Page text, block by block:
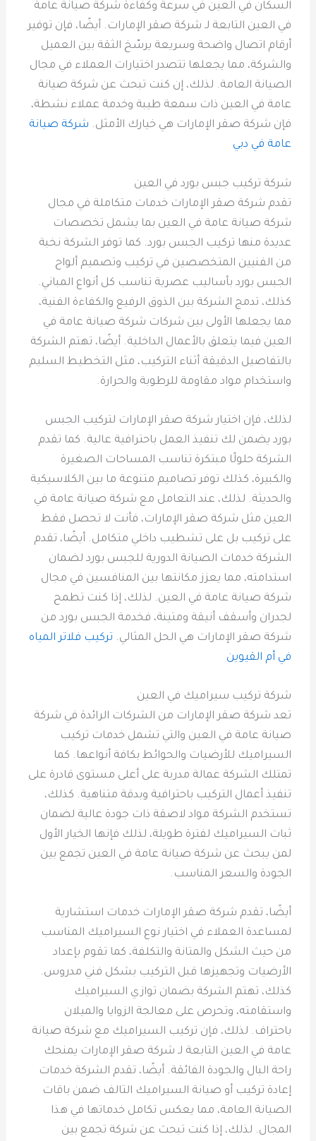
السكان في العين في سرعة وكفاءة شركة صيانة عامة
في العين التابعة لـ شركة صقر الإمارات. أيضًا، فإن توفير
أرقام اتصال واضحة وسريعة يرسّخ الثقة بين العميل
والشركة، مما يجعلها تتصدر اختيارات العملاء في مجال
الصيانة العامة. لذلك، إن كنت تبحث عن شركة صيانة
عامة في العين ذات سمعة طيبة وخدمة عملاء نشطة،
فإن شركة صقر الإمارات هي خيارك الأمثل. شركة صيانة
عامة في دبي
شركة تركيب جبس بورد في العين
تقدم شركة صقر الإمارات خدمات متكاملة في مجال
شركة صيانة عامة في العين بما يشمل تخصصات
عديدة منها تركيب الجبس بورد. كما توفر الشركة نخبة
من الفنيين المتخصصين في تركيب وتصميم ألواح
الجبس بورد بأساليب عصرية تناسب كل أنواع المباني.
كذلك، تدمج الشركة بين الذوق الرفيع والكفاءة الفنية،
مما يجعلها الأولى بين شركات شركة صيانة عامة في
العين فيما يتعلق بالأعمال الداخلية. أيضًا، تهتم الشركة
بالتفاصيل الدقيقة أثناء التركيب، مثل التخطيط السليم
واستخدام مواد مقاومة للرطوبة والحرارة.
لذلك، فإن اختيار شركة صقر الإمارات لتركيب الجبس
بورد يضمن لك تنفيذ العمل باحترافية عالية. كما تقدم
الشركة حلولًا مبتكرة تناسب المساحات الصغيرة
والكبيرة، كذلك توفر تصاميم متنوعة ما بين الكلاسيكية
والحديثة. لذلك، عند التعامل مع شركة صيانة عامة في
العين مثل شركة صقر الإمارات، فأنت لا تحصل فقط
على تركيب بل على تشطيب داخلي متكامل. أيضًا، تقدم
الشركة خدمات الصيانة الدورية للجبس بورد لضمان
استدامته، مما يعزز مكانتها بين المنافسين في مجال
شركة صيانة عامة في العين. لذلك، إذا كنت تطمح
لجدران وأسقف أنيقة ومتينة، فخدمة الجبس بورد من
شركة صقر الإمارات هي الحل المثالي. تركيب فلاتر المياه
في أم القيوين
شركة تركيب سيراميك في العين
تعد شركة صقر الإمارات من الشركات الرائدة في شركة
صيانة عامة في العين والتي تشمل خدمات تركيب
السيراميك للأرضيات والحوائط بكافة أنواعها. كما
تمتلك الشركة عمالة مدربة على أعلى مستوى قادرة على
تنفيذ أعمال التركيب باحترافية وبدقة متناهية. كذلك،
تستخدم الشركة مواد لاصقة ذات جودة عالية لضمان
ثبات السيراميك لفترة طويلة، لذلك فإنها الخيار الأول
لمن يبحث عن شركة صيانة عامة في العين تجمع بين
الجودة والسعر المناسب.
أيضًا، تقدم شركة صقر الإمارات خدمات استشارية
لمساعدة العملاء في اختيار نوع السيراميك المناسب
من حيث الشكل والمتانة والتكلفة، كما تقوم بإعداد
الأرضيات وتجهيزها قبل التركيب بشكل فني مدروس.
كذلك، تهتم الشركة بضمان توازي السيراميك
واستقامته، وتحرص على معالجة الزوايا والميلان
باحتراف. لذلك، فإن تركيب السيراميك مع شركة صيانة
عامة في العين التابعة لـ شركة صقر الإمارات يمنحك
راحة البال والجودة الفائقة. أيضًا، تقدم الشركة خدمات
إعادة تركيب أو صيانة السيراميك التالف ضمن باقات
الصيانة العامة، مما يعكس تكامل خدماتها في هذا
المجال. لذلك، إذا كنت تبحث عن شركة تجمع بين